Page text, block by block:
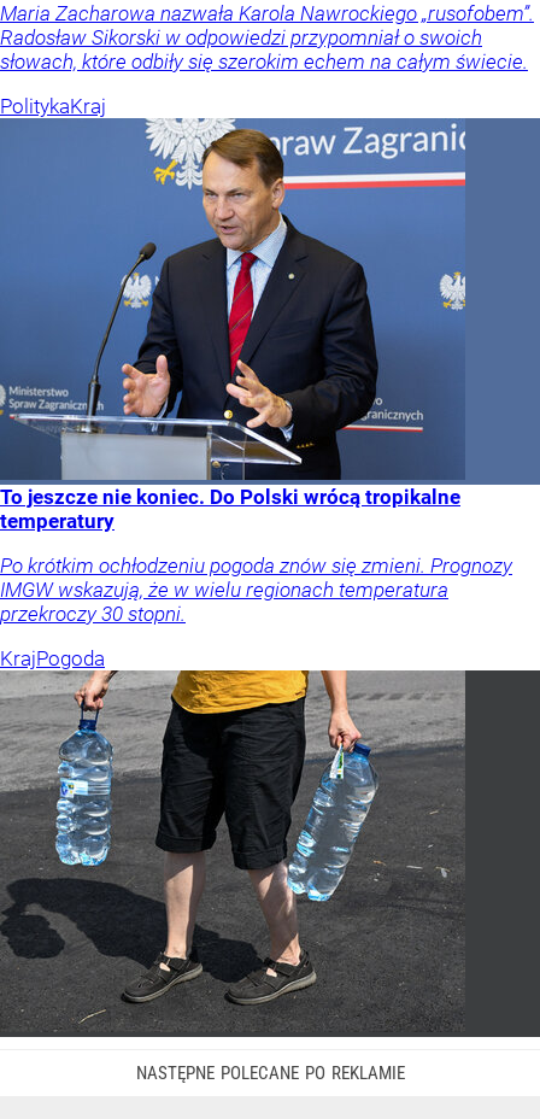
Maria Zacharowa nazwała Karola Nawrockiego „rusofobem”.
Radosław Sikorski w odpowiedzi przypomniał o swoich
słowach, które odbiły się szerokim echem na całym świecie.
PolitykaKraj
To jeszcze nie koniec. Do Polski wrócą tropikalne
temperatury
Po krótkim ochłodzeniu pogoda znów się zmieni. Prognozy
IMGW wskazują, że w wielu regionach temperatura
przekroczy 30 stopni.
KrajPogoda